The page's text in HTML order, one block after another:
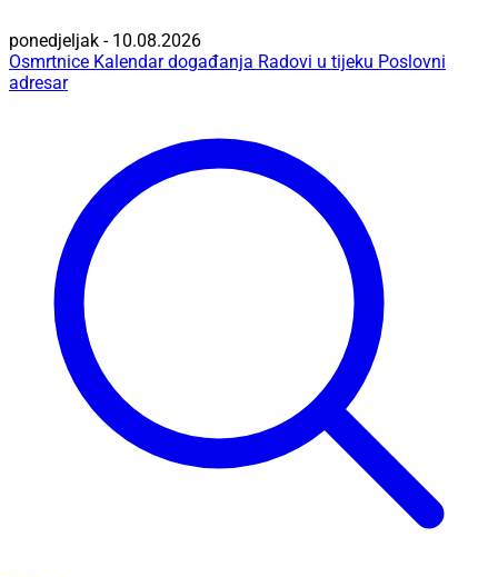
ponedjeljak - 10.08.2026
Osmrtnice Kalendar događanja Radovi u tijeku Poslovni
adresar